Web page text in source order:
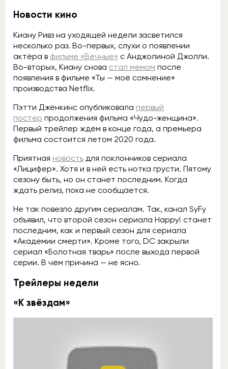
Новости кино
Киану Ривз на уходящей недели засветился
несколько раз. Во-первых, слухи о появлении
актёра в фильме «Вечные» с Анджолиной Джолли.
Во-вторых, Киану снова стал мемом после
появления в фильме «Ты — моё сомнение»
производства Netflix.
Пэтти Дженкинс опубликовала первый
постер продолжения фильма «Чудо-женщина».
Первый трейлер ждём в конце года, а премьера
фильма состоится летом 2020 года.
Приятная новость для поклонников сериала
«Лицифер». Хотя и в ней есть нотка грусти. Пятому
сезону быть, но он станет последним. Когда
ждать релиз, пока не сообщается.
Не так повезло другим сериалам. Так, канал SyFy
объявил, что второй сезон сериала Happy! станет
последним, как и первый сезон для сериала
«Академии смерти». Кроме того, DC закрыли
сериал «Болотная тварь» после выхода первой
серии. В чём причина — не ясно.
Трейлеры недели
«К звёздам»